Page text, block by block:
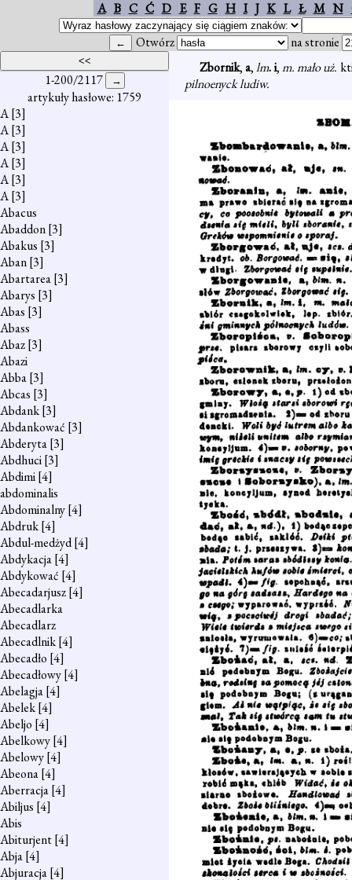
A B C Ć D E F G H I J K L Ł M N
Otwórz na stronie
1-200/2117
artykuły hasłowe: 1759
A[3]
A[3]
A[3]
A[3]
A[3]
A[3]
Abacus
Abaddon[3]
Abakus [3]
Aban[3]
Abartarea[3]
Abarys [3]
Abas [3]
Abass
Abaz[3]
Abazi
Abba[3]
Abcas [3]
Abdank[3]
Abdankować [3]
Abderyta[3]
Abdhuci[3]
Abdimi[4]
abdominalis
Abdominalny[4]
Abdruk[4]
Abdul-medżyd[4]
Abdykacja[4]
Abdykować [4]
Abecadarjusz[4]
Abecadlarka
Abecadlarz
Abecadlnik[4]
Abecadło [4]
Abecadłowy[4]
Abelagja[4]
Abelek[4]
Abeljo [4]
Abelkowy[4]
Abelowy[4]
Abeona[4]
Aberracja[4]
Abiljus [4]
Abis
Abiturjent[4]
Abja[4]
Abjuracja[4]
Zbornik,a,lm. i,m. mało uż.
pilnoenyck ludiw.